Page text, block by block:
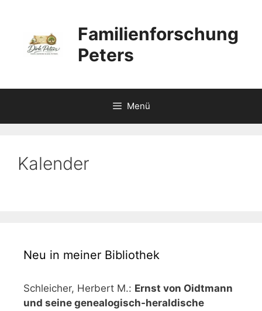
springen
Familienforschung
Peters
Menü
Kalender
Neu in meiner Bibliothek
Schleicher, Herbert M.: Ernst von Oidtmann
und seine genealogisch-heraldische